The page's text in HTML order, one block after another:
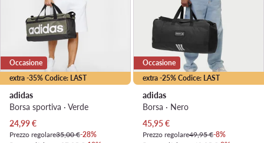
extra -35% Codice: LAST
Occasione
adidas
Borsa sportiva · Verde
Prezzo attuale
24,99€
Prezzo regolare35,00 €-28%
extra -25% Codice: LAST
Occasione
adidas
Borsa · Nero
Prezzo attuale
45,95€
Prezzo regolare49,95 €-8%